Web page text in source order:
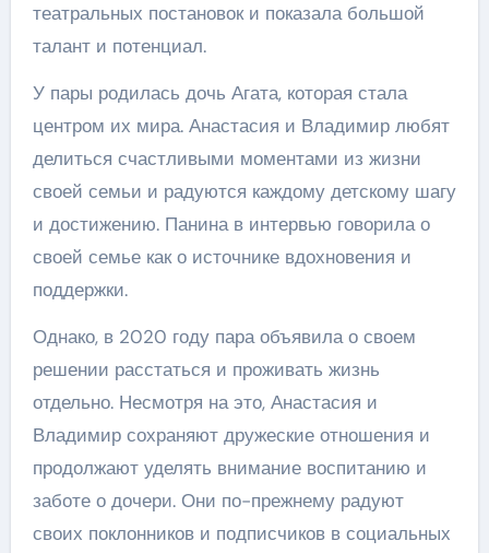
театральных постановок и показала большой
талант и потенциал.
У пары родилась дочь Агата, которая стала
центром их мира. Анастасия и Владимир любят
делиться счастливыми моментами из жизни
своей семьи и радуются каждому детскому шагу
и достижению. Панина в интервью говорила о
своей семье как о источнике вдохновения и
поддержки.
Однако, в 2020 году пара объявила о своем
решении расстаться и проживать жизнь
отдельно. Несмотря на это, Анастасия и
Владимир сохраняют дружеские отношения и
продолжают уделять внимание воспитанию и
заботе о дочери. Они по-прежнему радуют
своих поклонников и подписчиков в социальных